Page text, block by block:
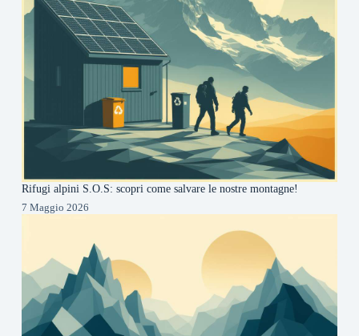
Rifugi alpini S.O.S: scopri come salvare le nostre montagne!
7 Maggio 2026